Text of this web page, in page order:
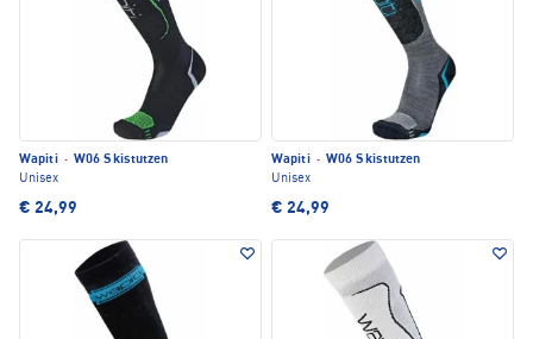
Wapiti · W06 Skistutzen
Unisex
€ 24,99
Wapiti · W06 Skistutzen
Unisex
€ 24,99